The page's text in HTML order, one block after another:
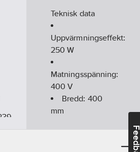
Teknisk data
Uppvärmningseffekt:
250 W
Matningsspänning:
400 V
Bredd: 400
mm